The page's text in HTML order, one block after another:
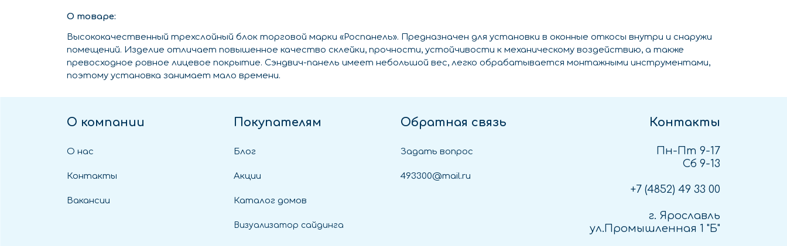
О товаре:
Высококачественный трехслойный блок торговой марки «Роспанель». Предназначен для установки в оконные откосы внутри и снаружи
помещений. Изделие отличает повышенное качество склейки, прочности, устойчивости к механическому воздействию, а также
превосходное ровное лицевое покрытие. Сэндвич-панель имеет небольшой вес, легко обрабатывается монтажными инструментами,
поэтому установка занимает мало времени.
О компании
О нас
Контакты
Вакансии
Покупателям
Блог
Акции
Каталог домов
Визуализатор сайдинга
Обратная связь
Задать вопрос
493300@mail.ru
Контакты
Пн-Пт 9-17
Сб 9-13
+7 (4852) 49 33 00
г. Ярославль
ул.Промышленная 1 "Б"